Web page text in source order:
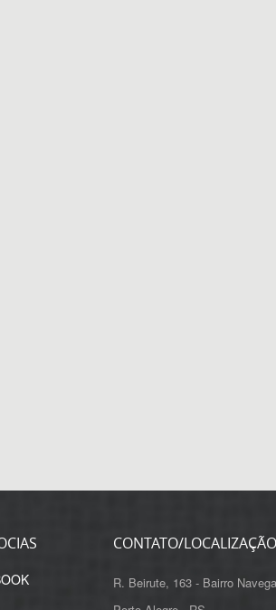
CONTATO/LOCALIZAÇÃO
R. Beirute, 163 - Bairro